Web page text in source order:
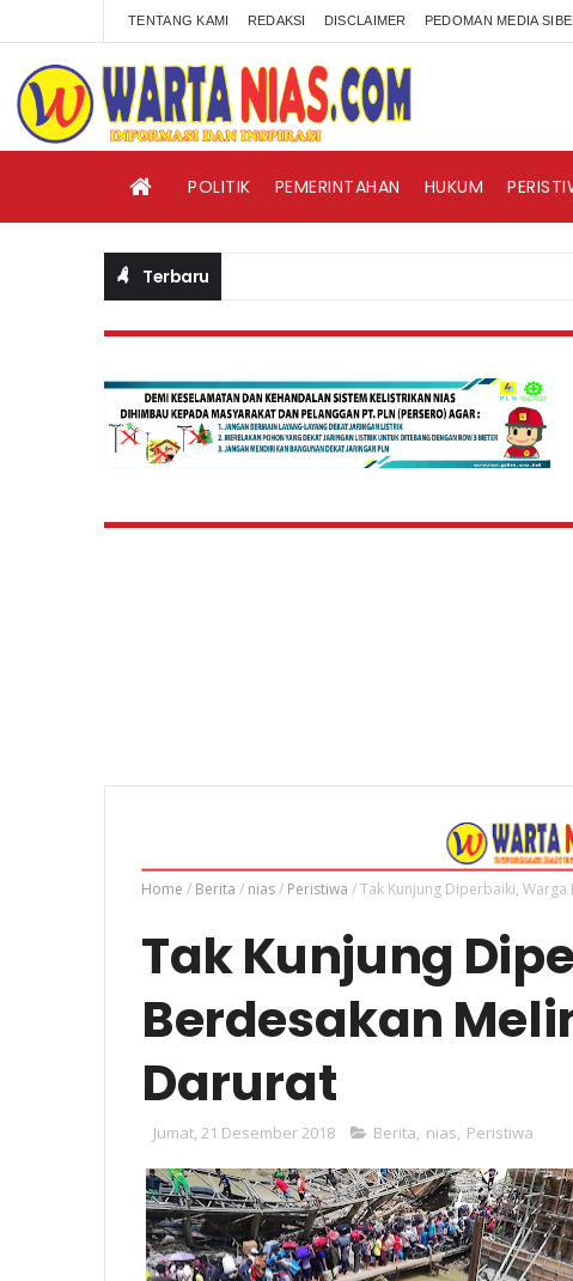
TENTANG KAMI REDAKSI DISCLAIMER PEDOMAN MEDIA
POLITIK PEMERINTAHAN HUKUM
Terbaru
Home / Berita / nias/ Peristiwa /Tak Kunjung Diperbaiki,
Tak Kunjung
Berdesakan
Darurat
Jumat, 21 Desember 2018 Berita nias Peristiwa